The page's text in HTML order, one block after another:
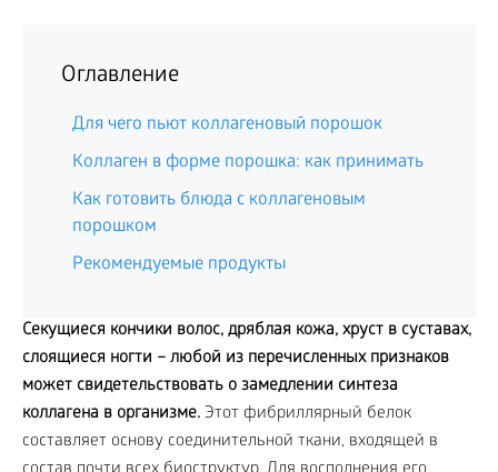
Оглавление
Для чего пьют коллагеновый порошок
Коллаген в форме порошка: как принимать
Как готовить блюда с коллагеновым
порошком
Рекомендуемые продукты
Секущиеся кончики волос, дряблая кожа, хруст в суставах,
слоящиеся ногти – любой из перечисленных признаков
может свидетельствовать о замедлении синтеза
коллагена в организме. Этот фибриллярный белок
составляет основу соединительной ткани, входящей в